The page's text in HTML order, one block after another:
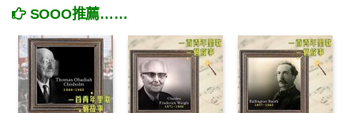
SOOO推薦……